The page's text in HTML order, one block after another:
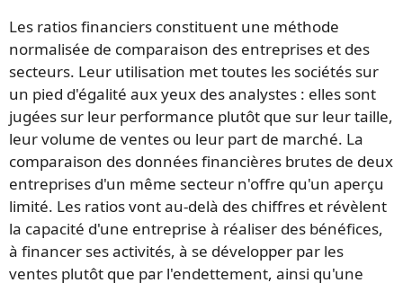
Les ratios financiers constituent une méthode
normalisée de comparaison des entreprises et des
secteurs. Leur utilisation met toutes les sociétés sur
un pied d'égalité aux yeux des analystes : elles sont
jugées sur leur performance plutôt que sur leur taille,
leur volume de ventes ou leur part de marché. La
comparaison des données financières brutes de deux
entreprises d'un même secteur n'offre qu'un aperçu
limité. Les ratios vont au-delà des chiffres et révèlent
la capacité d'une entreprise à réaliser des bénéfices,
à financer ses activités, à se développer par les
ventes plutôt que par l'endettement, ainsi qu'une